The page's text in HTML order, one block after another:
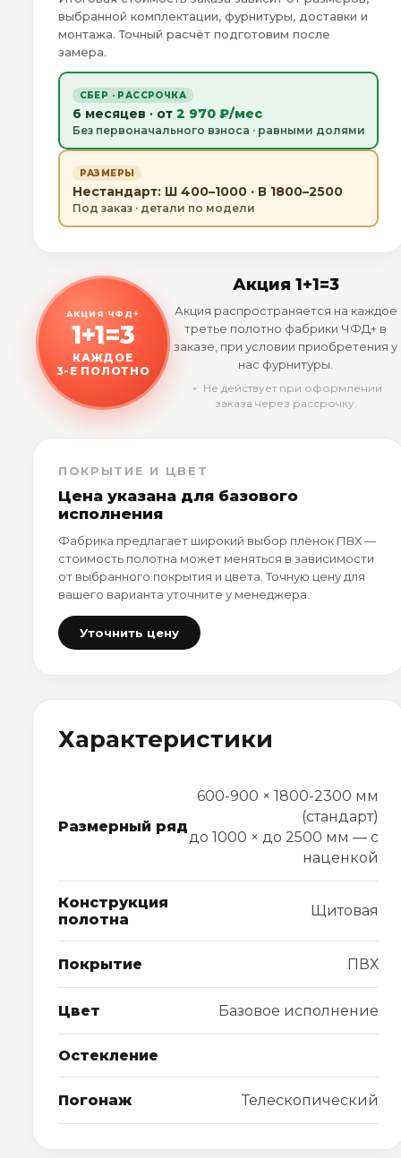
выбранной комплектации, фурнитуры, доставки и
монтажа. Точный расчёт подготовим после
замера.
СБЕР · РАССРОЧКА
6 месяцев · от 2 970 ₽/мес
Без первоначального взноса · равными долями
РАЗМЕРЫ
Нестандарт: Ш 400–1000 · В 1800–2500
Под заказ · детали по модели
АКЦИЯ ЧФД+
1+1=3
КАЖДОЕ
3-Е ПОЛОТНО
Акция 1+1=3
Акция распространяется на каждое
третье полотно фабрики ЧФД+ в
заказе, при условии приобретения у
нас фурнитуры.
﹡ Не действует при оформлении
заказа через рассрочку.
ПОКРЫТИЕ И ЦВЕТ
Цена указана для базового
исполнения
Фабрика предлагает широкий выбор плёнок ПВХ —
стоимость полотна может меняться в зависимости
от выбранного покрытия и цвета. Точную цену для
вашего варианта уточните у менеджера.
Уточнить цену
Характеристики
Размерный ряд
600-900 × 1800-2300 мм
(стандарт)
до 1000 × до 2500 мм — с
наценкой
Конструкция
полотна
Щитовая
Покрытие ПВХ
Цвет Базовое исполнение
Остекление
Погонаж Телескопический